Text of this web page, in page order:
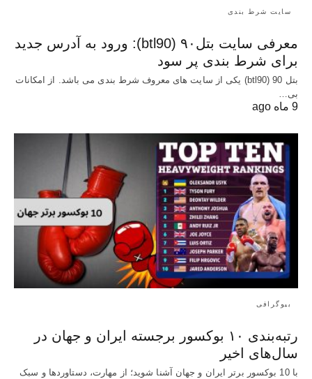
سایت شرط بندی
معرفی سایت بتل۹۰ (btl90): ورود به آدرس جدید
برای شرط بندی پر سود
بتل 90 (btl90) یکی از سایت های معروف شرط بندی می باشد. از امکانات
بی…
9 ماه ago
بیوگرافی
رتبه‌بندی ۱۰ بوکسور برجسته ایران و جهان در
سال‌های اخیر
با 10 بوکسور برتر ایران و جهان آشنا شوید؛ از مهارت، دستاوردها و سبک